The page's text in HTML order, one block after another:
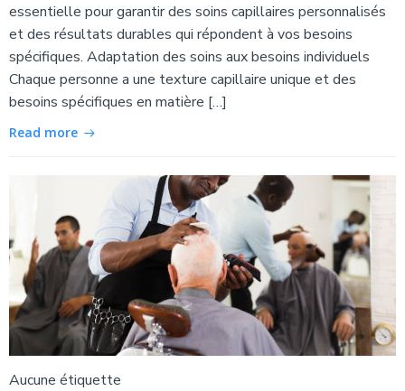
essentielle pour garantir des soins capillaires personnalisés
et des résultats durables qui répondent à vos besoins
spécifiques. Adaptation des soins aux besoins individuels
Chaque personne a une texture capillaire unique et des
besoins spécifiques en matière […]
Read more
Aucune étiquette